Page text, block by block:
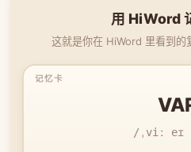
用 HiWord
这就是你在 HiWord 里看到
/ˌviː eɪ